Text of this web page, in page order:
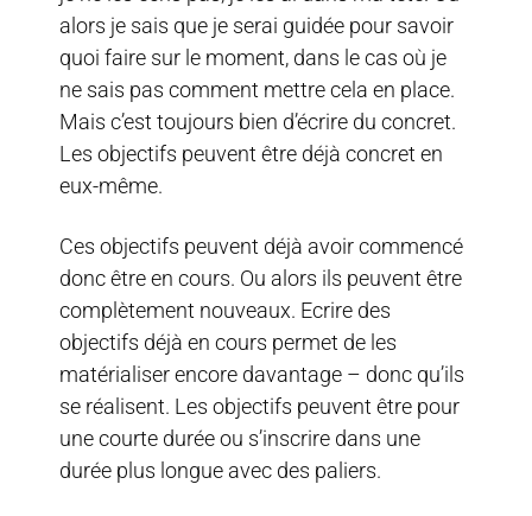
alors je sais que je serai guidée pour savoir
quoi faire sur le moment, dans le cas où je
ne sais pas comment mettre cela en place.
Mais c’est toujours bien d’écrire du concret.
Les objectifs peuvent être déjà concret en
eux-même.
Ces objectifs peuvent déjà avoir commencé
donc être en cours. Ou alors ils peuvent être
complètement nouveaux. Ecrire des
objectifs déjà en cours permet de les
matérialiser encore davantage – donc qu’ils
se réalisent. Les objectifs peuvent être pour
une courte durée ou s’inscrire dans une
durée plus longue avec des paliers.